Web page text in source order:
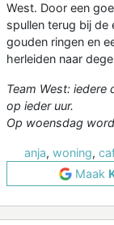
West. Door een
spullen terug bij de
gouden ringen en
herleiden naar
Team West: iedere
op ieder uur.
Op woensdag
anja, woning,
Maak